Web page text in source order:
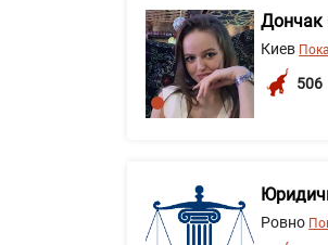
Дончак
Киев
506
Ровно